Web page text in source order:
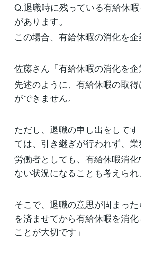
Q.退職時に残っている有給休
があります。
この場合、有給休暇の消化を
佐藤さん「有給休暇の消化を企
先述のように、有給休暇の取
ができません。
ただし、退職の申し出をして
ては、引き継ぎが行われず、業
労働者としても、有給休暇消
ない状況になることも考えられ
そこで、退職の意思が固まっ
を済ませてから有給休暇を消
ことが大切です」